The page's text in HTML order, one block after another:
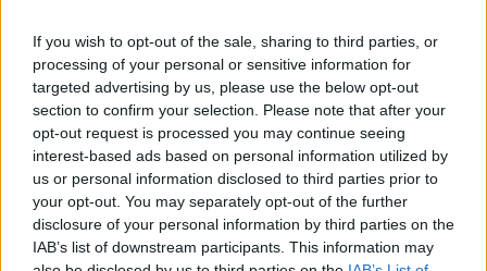
If you wish to opt-out of the sale, sharing to third parties, or
processing of your personal or sensitive information for
targeted advertising by us, please use the below opt-out
section to confirm your selection. Please note that after your
opt-out request is processed you may continue seeing
interest-based ads based on personal information utilized by
us or personal information disclosed to third parties prior to
your opt-out. You may separately opt-out of the further
disclosure of your personal information by third parties on the
IAB’s list of downstream participants. This information may
Share:
Ακολουθήστε το Νewsit.gr στο Google Newsκαι
ενημερωθείτε πρώτοι για όλη την ειδησεογραφία και τα
τελευταία νέα της ημέρας